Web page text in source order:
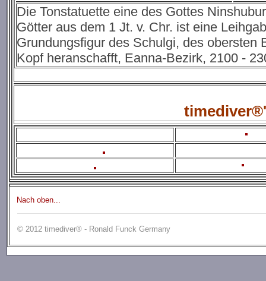
Die Tonstatuette eine des Gottes
Götter aus dem 1 Jt. v. Chr. ist eine
Grundungsfigur des Schulgi, des obersten
Kopf heranschafft, Eanna-Bezirk, 2100 -
Nach oben...
© 2012 timediver® - Ronald Funck Germany